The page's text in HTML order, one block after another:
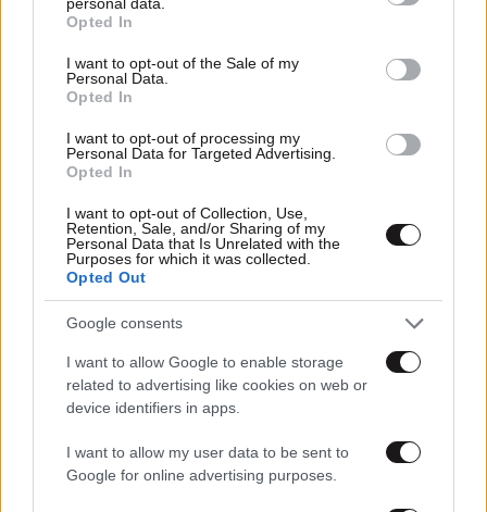
grant or deny consent to Google and its third-party tags to
use your data for below specified purposes in below Google
consent section.
Opted In
I want to opt-out of the Sale of my
Personal Data.
Opted In
I want to opt-out of processing my
Personal Data for Targeted Advertising.
Opted In
I want to opt-out of Collection, Use,
Retention, Sale, and/or Sharing of my
Personal Data that Is Unrelated with the
Purposes for which it was collected.
Opted Out
Google consents
I want to allow Google to enable storage
related to advertising like cookies on web or
device identifiers in apps.
I want to allow my user data to be sent to
Google for online advertising purposes.
Κυκλοφοριακές ρυθμίσεις από σήμερα στο τραμ – Πώς
θα κινηθούν τα δρομολόγια